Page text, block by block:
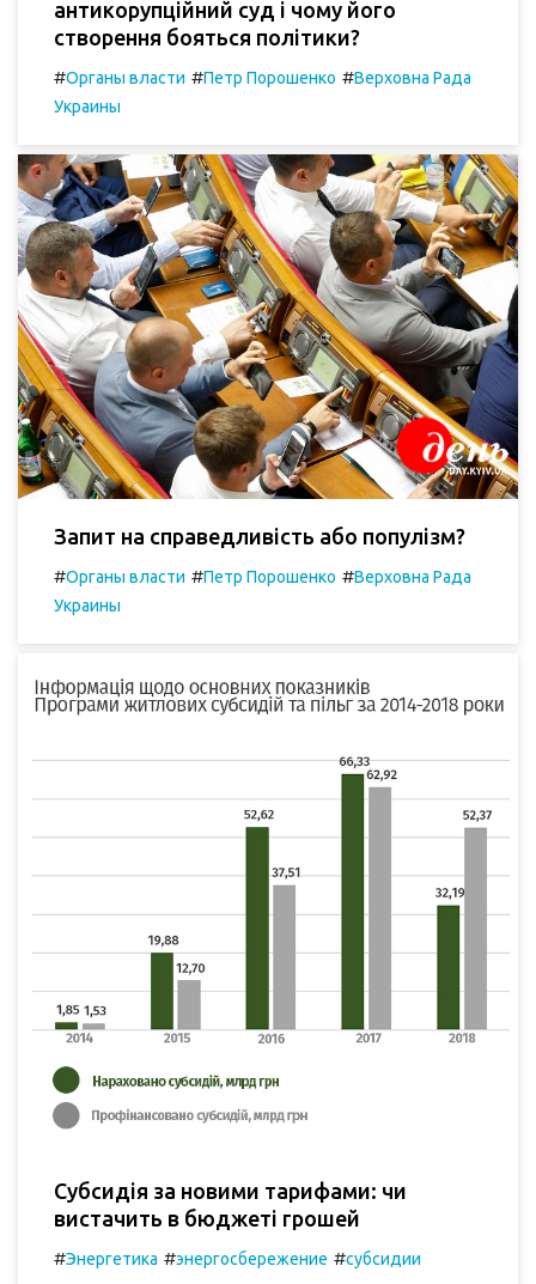
антикорупційний суд і чому його
створення бояться політики?
#Органы власти #Петр Порошенко #Верховна Рада
Украины
Запит на справедливість або популізм?
#Органы власти #Петр Порошенко #Верховна Рада
Украины
Субсидія за новими тарифами: чи
вистачить в бюджеті грошей
#Энергетика #энергосбережение #субсидии